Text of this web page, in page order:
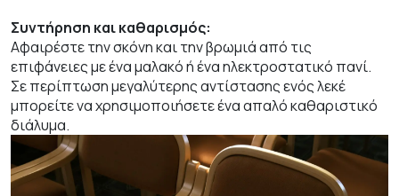
Συντήρηση και καθαρισμός:
Αφαιρέστε την σκόνη και την βρωμιά από τις
επιφάνειες με ένα μαλακό ή ένα ηλεκτροστατικό πανί.
Σε περίπτωση μεγαλύτερης αντίστασης ενός λεκέ
μπορείτε να χρησιμοποιήσετε ένα απαλό καθαριστικό
διάλυμα.